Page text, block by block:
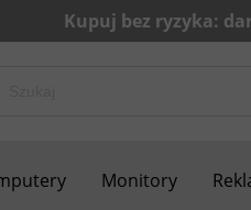
Monitory